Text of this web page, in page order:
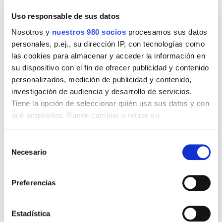
Uso responsable de sus datos
Nosotros y nuestros 980 socios procesamos sus datos
personales, p.ej., su dirección IP, con tecnologías como
las cookies para almacenar y acceder la información en
su dispositivo con el fin de ofrecer publicidad y contenido
personalizados, medición de publicidad y contenido,
investigación de audiencia y desarrollo de servicios.
Tiene la opción de seleccionar quién usa sus datos y con
qué propósitos. Puede cambiar o retirar su
consentimiento.
Obtenga más información sobre cómo se procesan sus
datos personales y establezca sus preferencias en la
consentimiento en cualquier momento en la Declaración
Necesario
Preferencias
Estadística
del Convent edición
otoño 2023
Sin categoría
13 de noviembre de 2023 Read more